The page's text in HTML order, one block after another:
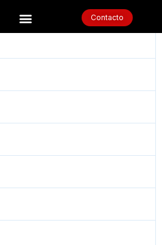
Contacto